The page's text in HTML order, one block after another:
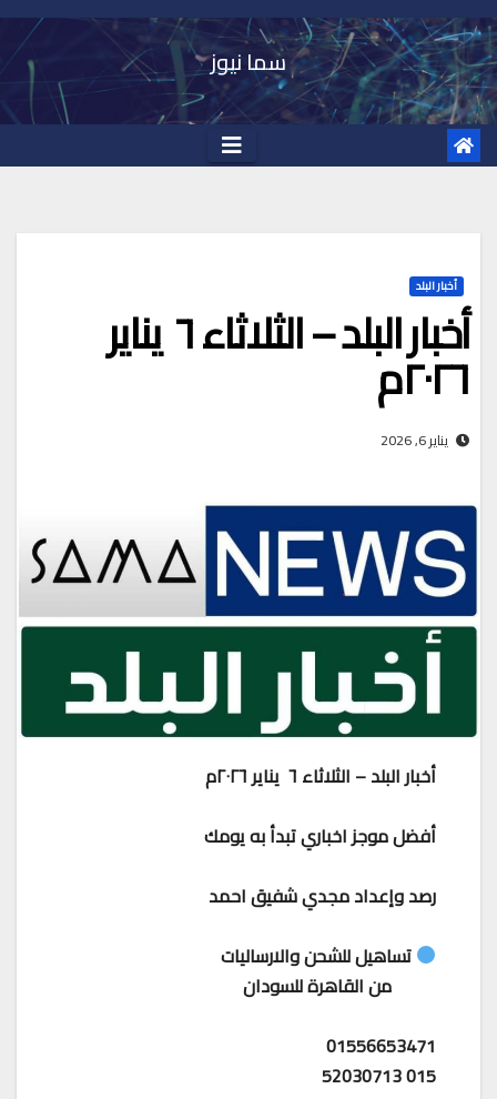
Skip
to
content
سما نيوز
أخبار البلد
أخبار البلد – الثلاثاء ٦ يناير
٢٠٢٦م
يناير 6, 2026
أخبار البلد – الثلاثاء ٦ يناير ٢٠٢٦م
أفضل موجز اخباري تبدأ به يومك
رصد وإعداد مجدي شفيق احمد
تساهيل للشحن والارساليات
من القاهرة للسودان
01556653471
015 52030713